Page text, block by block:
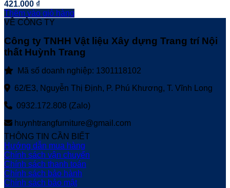
421.000 ₫
Thêm vào giỏ hàng
VỀ CÔNG TY
Công ty TNHH Vật liệu Xây dựng Trang trí Nội
thất Huỳnh Trang
Mã số doanh nghiệp: 1301118102
62/E3, Nguyễn Thị Định, P. Phú Khương, T. Vĩnh Long
0932.172.808 (Zalo)
huynhtrangfurniture@gmail.com
THÔNG TIN CẦN BIẾT
Hướng dẫn mua hàng
Chính sách vận chuyển
Chính sách thanh toán
Chính sách bảo hành
Chính sách bảo mật